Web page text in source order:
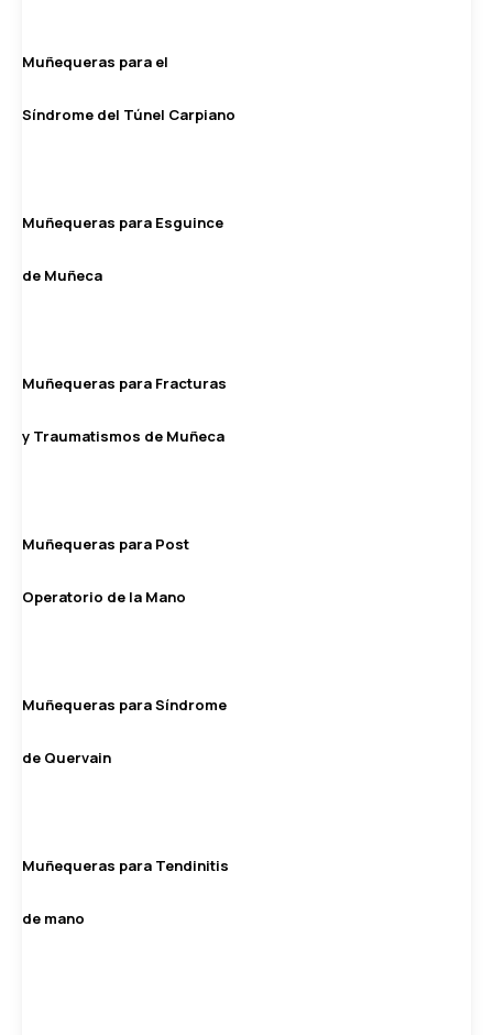
Muñequeras para el
Síndrome del Túnel Carpiano
Muñequeras para Esguince
de Muñeca
Muñequeras para Fracturas
y Traumatismos de Muñeca
Muñequeras para Post
Operatorio de la Mano
Muñequeras para Síndrome
de Quervain
Muñequeras para Tendinitis
de mano